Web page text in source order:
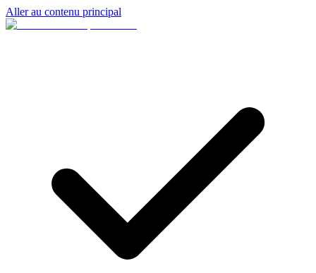
Aller au contenu principal